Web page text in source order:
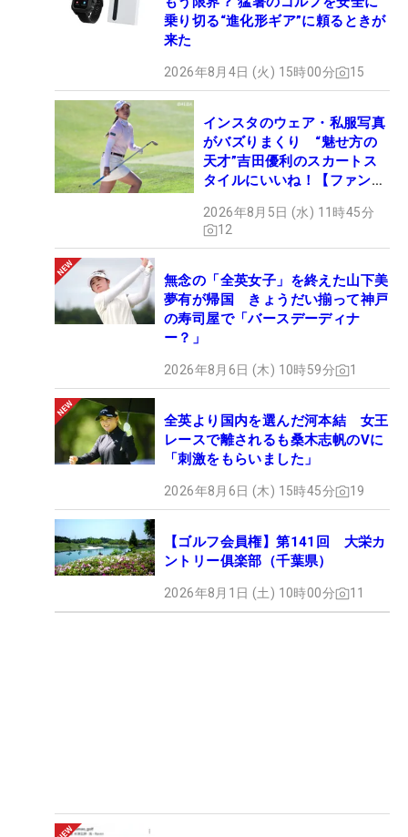
乗り切る“進化形ギア”に頼るときが
来た
2026年8月4日 (火) 15時00分 15
インスタのウェア・私服写真
がバズりまくり “魅せ方の
天才”吉田優利のスカートス
タイルにいいね！【ファンが
2026年8月5日 (水) 11時45分
12
無念の「全英女子」を終えた山下美
夢有が帰国 きょうだい揃って神戸
の寿司屋で「バースデーディナ
ー？」
2026年8月6日 (木) 10時59分 1
全英より国内を選んだ河本結 女王
レースで離されるも桑木志帆のVに
「刺激をもらいました」
2026年8月6日 (木) 15時45分 19
【ゴルフ会員権】第141回 大栄カ
ントリー俱楽部（千葉県）
2026年8月1日 (土) 10時00分 11